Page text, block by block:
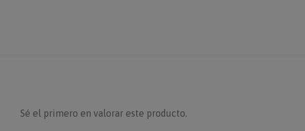
Sé el primero en valorar este producto.